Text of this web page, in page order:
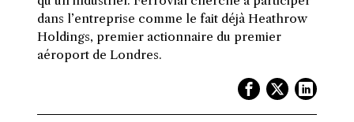
dans l’entreprise comme le fait déjà Heathrow
Holdings, premier actionnaire du premier
aéroport de Londres.